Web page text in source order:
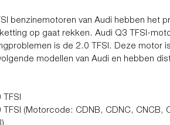
benzinemotoren van Audi hebben het
op gaat rekken. Audi Q3 TFSI-
is de 2.0 TFSI. Deze motor
modellen van Audi en hebben
(Motorcode: CDNB, CDNC, CNCB,